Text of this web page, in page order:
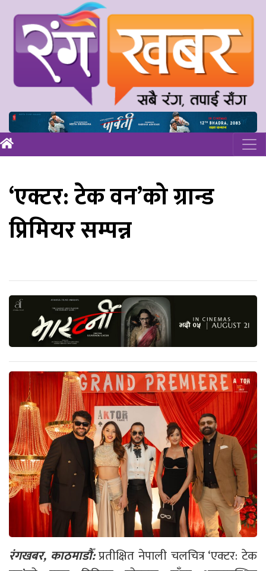
‘एक्टर: टेक वन’को ग्रान्ड
प्रिमियर सम्पन्न
रंगखबर, काठमाडौँ:प्रतीक्षित नेपाली चलचित्र ‘एक्टर: टेक